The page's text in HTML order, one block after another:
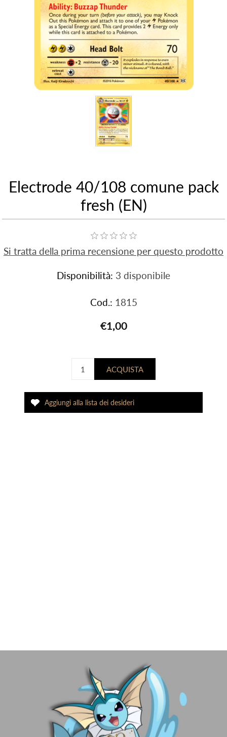
Electrode 40/108 comune pack
fresh (EN)
Si tratta della prima recensione per questo prodotto
Disponibilità: 3 disponibile
Cod.: 1815
€1,00